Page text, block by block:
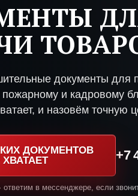
документы для
пожарному и кадровому
и назовём точную
ДОКУМЕНТОВ
ХВАТАЕТ
+7
ответим в мессенджере, если